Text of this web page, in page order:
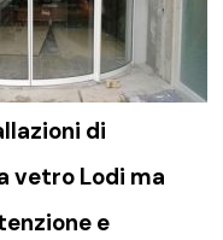
di
vetro Lodi ma
e